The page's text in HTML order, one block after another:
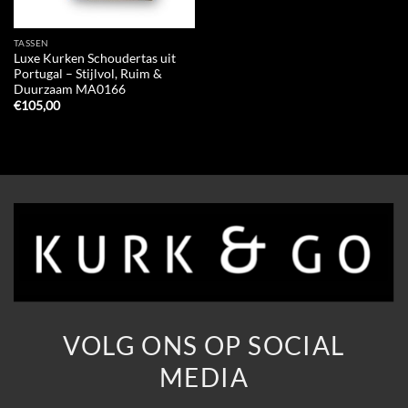
TASSEN
Luxe Kurken Schoudertas uit
Portugal – Stijlvol, Ruim &
Duurzaam MA0166
€105,00
VOLG ONS OP SOCIAL
MEDIA